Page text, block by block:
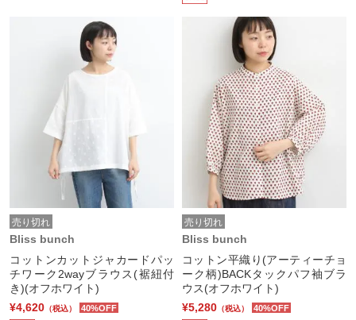
売り切れ
Bliss bunch
コットンカットジャカードパッ
チワーク2wayブラウス(裾紐付
き)(オフホワイト)
¥4,620 （税込） 40%OFF
売り切れ
Bliss bunch
コットン平織り(アーティーチョ
ーク柄)BACKタックパフ袖ブラ
ウス(オフホワイト)
¥5,280 （税込） 40%OFF